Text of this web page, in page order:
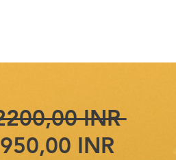
INR Precio
INRPrecio